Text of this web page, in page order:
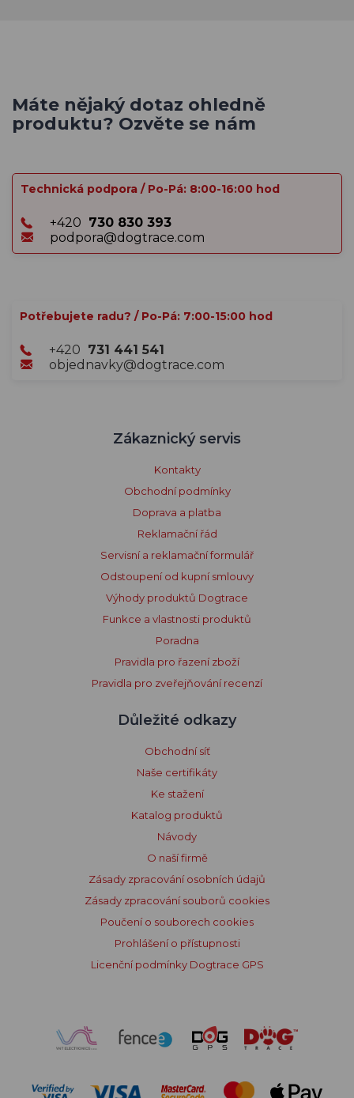
Máte nějaký dotaz ohledně
produktu? Ozvěte se nám
Technická podpora / Po-Pá: 8:00-16:00 hod
+420 730 830 393
podpora@dogtrace.com
Potřebujete radu? / Po-Pá: 7:00-15:00 hod
+420 731 441 541
objednavky@dogtrace.com
Zákaznický servis
Kontakty
Obchodní podmínky
Doprava a platba
Reklamační řád
Servisní a reklamační formulář
Odstoupení od kupní smlouvy
Výhody produktů Dogtrace
Funkce a vlastnosti produktů
Poradna
Pravidla pro řazení zboží
Pravidla pro zveřejňování recenzí
Důležité odkazy
Obchodní síť
Naše certifikáty
Ke stažení
Katalog produktů
Návody
O naší firmě
Zásady zpracování osobních údajů
Zásady zpracování souborů cookies
Poučení o souborech cookies
Prohlášení o přístupnosti
Licenční podmínky Dogtrace GPS